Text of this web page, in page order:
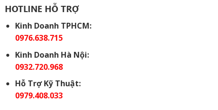
HOTLINE HỖ TRỢ
Kinh Doanh TPHCM:
0976.638.715
Kinh Doanh Hà Nội:
0932.720.968
Hỗ Trợ Kỹ Thuật:
0979.408.033